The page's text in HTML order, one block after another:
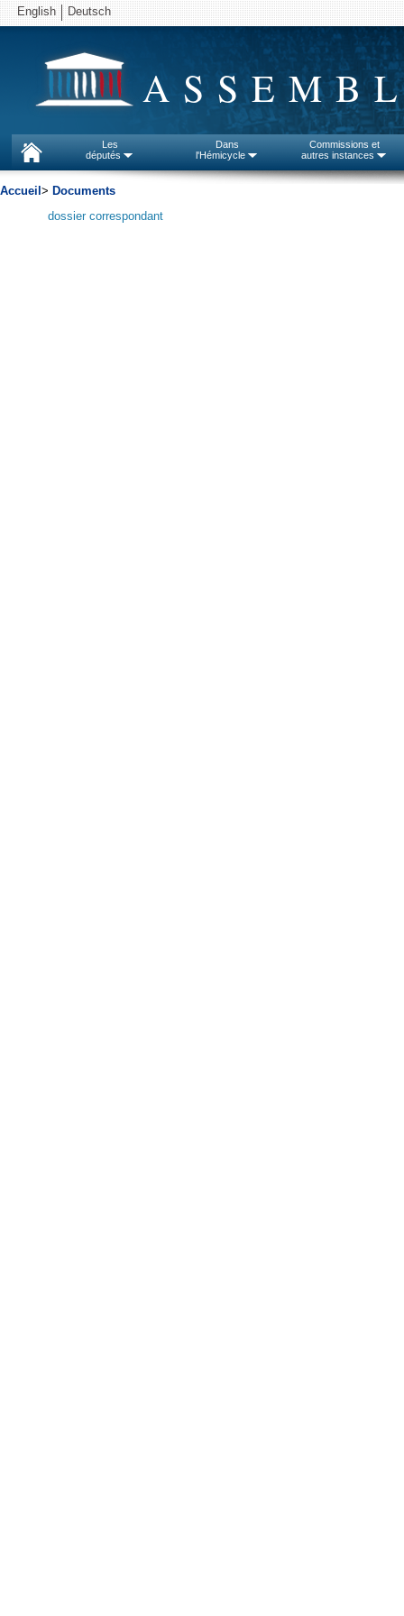
English Deutsch
Les
députés
Dans
l'Hémicycle
Commissions et
autres instances
Accueil > Documents
dossier correspondant